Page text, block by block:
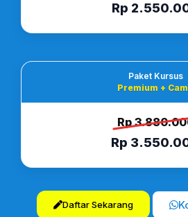
Rp
Paket Kursus
Premium +
Rp
Rp
Daftar Sekarang